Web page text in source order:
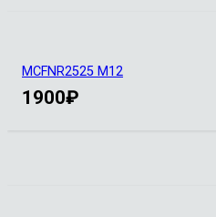
MCFNR2525 M12
1900₽